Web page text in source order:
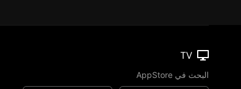
TV
البحث في AppStore